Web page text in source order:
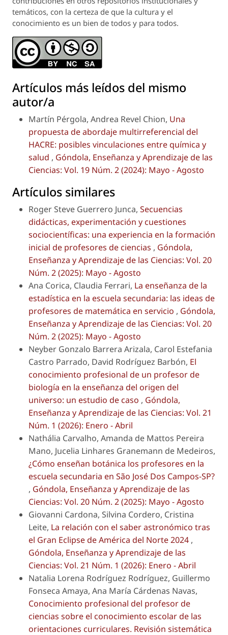
temáticos, con la certeza de que la cultura y el
conocimiento es un bien de todos y para todos.
Artículos más leídos del mismo
autor/a
Martín Pérgola, Andrea Revel Chion, Una
propuesta de abordaje multirreferencial del
HACRE: posibles vinculaciones entre química y
salud , Góndola, Enseñanza y Aprendizaje de las
Ciencias: Vol. 19 Núm. 2 (2024): Mayo - Agosto
Artículos similares
Roger Steve Guerrero Junca, Secuencias
didácticas, experimentación y cuestiones
sociocientíficas: una experiencia en la formación
inicial de profesores de ciencias , Góndola,
Enseñanza y Aprendizaje de las Ciencias: Vol. 20
Núm. 2 (2025): Mayo - Agosto
Ana Corica, Claudia Ferrari, La enseñanza de la
estadística en la escuela secundaria: las ideas de
profesores de matemática en servicio , Góndola,
Enseñanza y Aprendizaje de las Ciencias: Vol. 20
Núm. 2 (2025): Mayo - Agosto
Neyber Gonzalo Barrera Arizala, Carol Estefania
Castro Parrado, David Rodríguez Barbón, El
conocimiento profesional de un profesor de
biología en la enseñanza del origen del
universo: un estudio de caso , Góndola,
Enseñanza y Aprendizaje de las Ciencias: Vol. 21
Núm. 1 (2026): Enero - Abril
Nathália Carvalho, Amanda de Mattos Pereira
Mano, Jucelia Linhares Granemann de Medeiros,
¿Cómo enseñan botánica los profesores en la
escuela secundaria en São José Dos Campos-SP?
, Góndola, Enseñanza y Aprendizaje de las
Ciencias: Vol. 20 Núm. 2 (2025): Mayo - Agosto
Giovanni Cardona, Silvina Cordero, Cristina
Leite, La relación con el saber astronómico tras
el Gran Eclipse de América del Norte 2024 ,
Góndola, Enseñanza y Aprendizaje de las
Ciencias: Vol. 21 Núm. 1 (2026): Enero - Abril
Natalia Lorena Rodríguez Rodríguez, Guillermo
Fonseca Amaya, Ana María Cárdenas Navas,
Conocimiento profesional del profesor de
ciencias sobre el conocimiento escolar de las
orientaciones curriculares. Revisión sistemática